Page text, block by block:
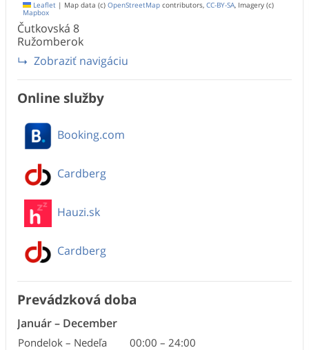
Leaflet | Map data (c) OpenStreetMap contributors, CC-BY-SA, Imagery (c)
Mapbox
Čutkovská 8
Ružomberok
Zobraziť navigáciu
Online služby
Booking.com
Cardberg
Hauzi.sk
Cardberg
Prevádzková doba
Január– December
Pondelok – Nedeľa 00:00 – 24:00